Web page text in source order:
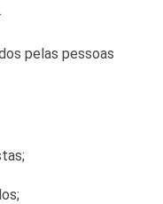
pelas pessoas